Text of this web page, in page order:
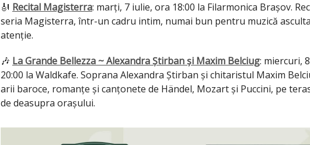
🎻 Recital Magisterra: marți, 7 iulie, ora 18:00 la Filarmonica Brașov.
seria Magisterra, într-un cadru intim, numai bun pentru muzică
atenție.
🎶 La Grande Bellezza ~ Alexandra Știrban și Maxim Belciug: miercuri,
20:00 la Waldkafe. Soprana Alexandra Știrban și chitaristul Maxim
arii baroce, romanțe și canțonete de Händel, Mozart și Puccini, pe
de deasupra orașului.